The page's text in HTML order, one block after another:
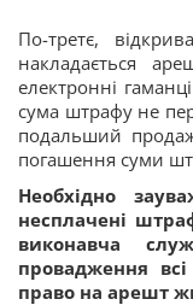
По-третє,
накладається
електронні
сума штрафу не
подальший
погашення суми
Необхідно
несплачені
виконавча
провадження
право на арешт